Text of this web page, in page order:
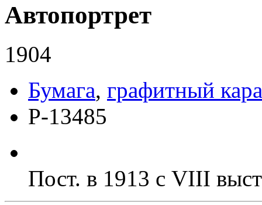
Автопортрет
1904
Бумага, графитный
Р-13485
Пост. в 1913 с VIII